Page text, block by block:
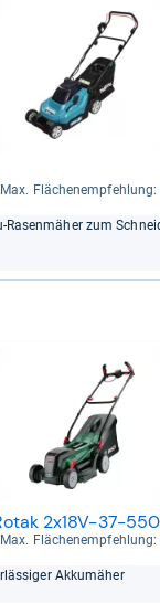
Max. Flä­chen­emp­feh­lung:
​Rasen­mä­her zum
2x18V-37-550
Max. Flä­chen­emp­feh­lung:
Akkumä­her